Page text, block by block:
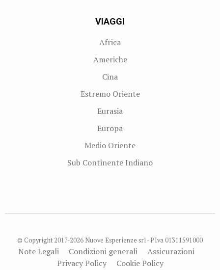
VIAGGI
Africa
Americhe
Cina
Estremo Oriente
Eurasia
Europa
Medio Oriente
Sub Continente Indiano
© Copyright 2017-2026 Nuove Esperienze srl - P.Iva 01311591000
Note Legali Condizioni generali
Assicurazioni
Privacy Policy
Cookie Policy